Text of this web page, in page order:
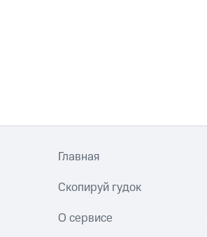
Главная
Скопируй гудок
О сервисе